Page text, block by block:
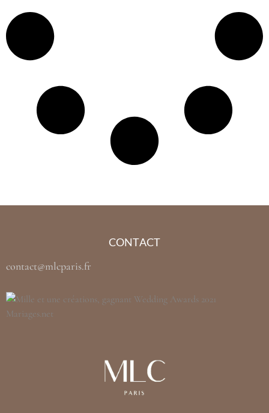
CONTACT
contact@mlcparis.fr